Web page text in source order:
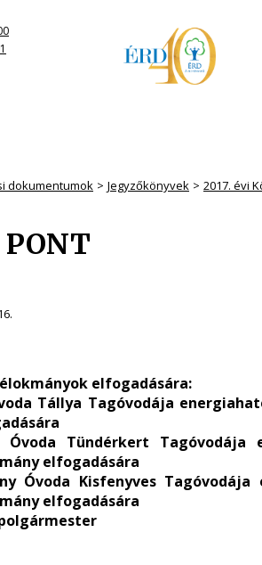
dokumentumok Jegyzőkönyvek
2017. évi
elfogadására:
Tállya Tagóvodája
Tündérkert Tagóvodája
elfogadására
Óvoda Kisfenyves
elfogadására